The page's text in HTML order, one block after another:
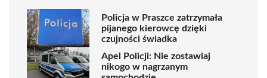
Policja w Praszce zatrzymała
pijanego kierowcę dzięki
czujności świadka
Apel Policji: Nie zostawiaj
nikogo w nagrzanym